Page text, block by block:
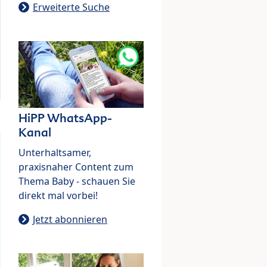
Erweiterte Suche
HiPP WhatsApp-
Kanal
Unterhaltsamer,
praxisnaher Content zum
Thema Baby - schauen Sie
direkt mal vorbei!
Jetzt abonnieren